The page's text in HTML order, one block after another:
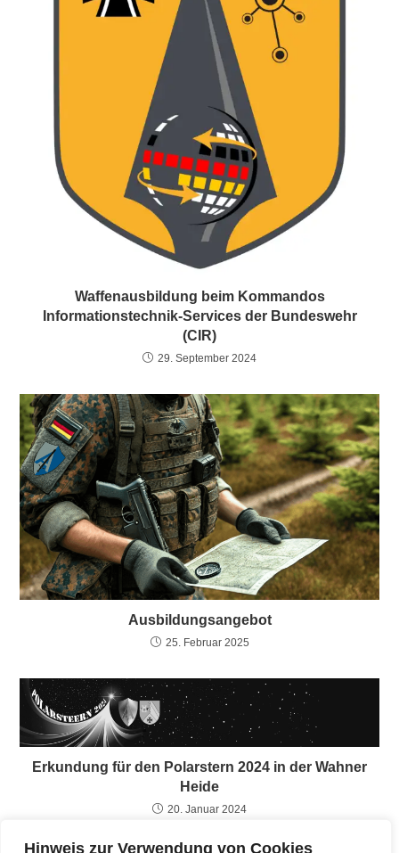
Hinweis zur Verwendung von Cookies
Waffenausbildung beim Kommandos
Informationstechnik-Services der Bundeswehr
(CIR)
29. September 2024
Ausbildungsangebot
25. Februar 2025
Erkundung für den Polarstern 2024 in der Wahner
Heide
20. Januar 2024